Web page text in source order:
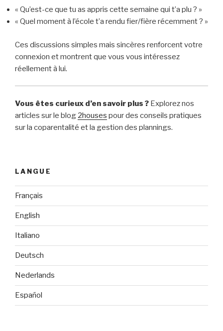
« Qu’est-ce que tu as appris cette semaine qui t’a plu ? »
« Quel moment à l’école t’a rendu fier/fière récemment ? »
Ces discussions simples mais sincères renforcent votre
connexion et montrent que vous vous intéressez
réellement à lui.
Vous êtes curieux d’en savoir plus ? Explorez nos
articles sur le blog 2houses pour des conseils pratiques
sur la coparentalité et la gestion des plannings.
LANGUE
Français
English
Italiano
Deutsch
Nederlands
Español